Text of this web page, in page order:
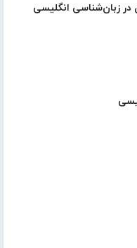
در زبان‌شناسی انگلیسی